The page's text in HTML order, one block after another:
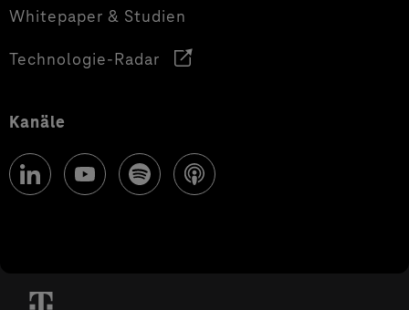
Whitepaper & Studien
Technologie-Radar
Kanäle